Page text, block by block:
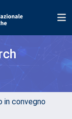
in convegno